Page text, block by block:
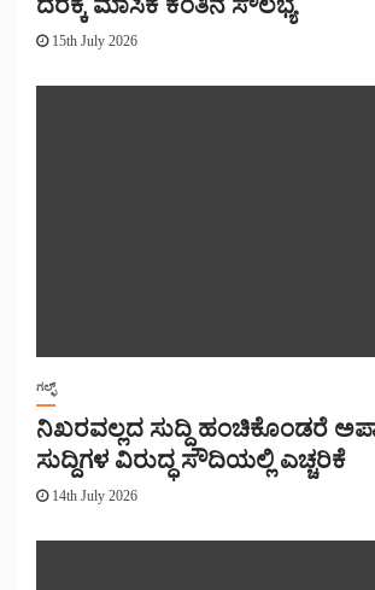
15th July 2026
ಗಲ್ಫ್
ನಿಖರವಲ್ಲದ ಸುದ್ದಿ ಹಂಚಿಕೊಂಡರೆ
ಸುದ್ದಿಗಳ ವಿರುದ್ಧ ಸೌದಿಯಲ್ಲಿ ಎಚ್ಚರಿಕೆ
14th July 2026